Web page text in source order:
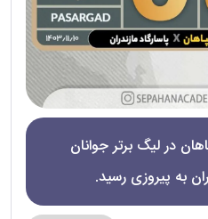
در لیگ برتر جوانان
به پیروزی رسید.